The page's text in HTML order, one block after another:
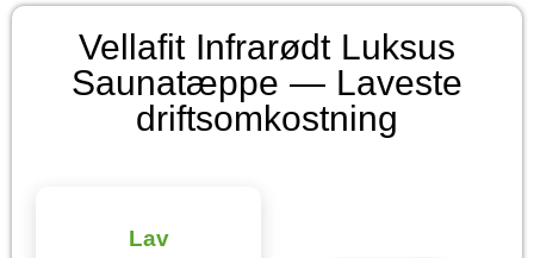
Vellafit Infrarødt Luksus
Saunatæppe — Laveste
driftsomkostning
Lav